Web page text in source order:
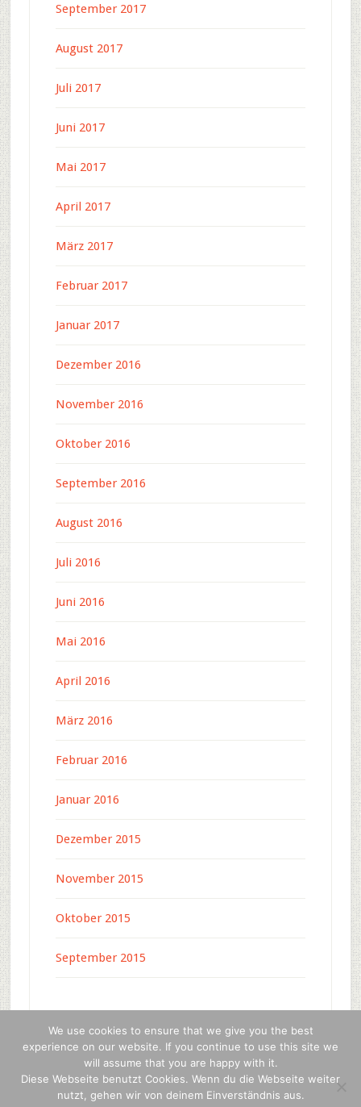
September 2017
August 2017
Juli 2017
Juni 2017
Mai 2017
April 2017
März 2017
Februar 2017
Januar 2017
Dezember 2016
November 2016
Oktober 2016
September 2016
August 2016
Juli 2016
Juni 2016
Mai 2016
April 2016
März 2016
Februar 2016
Januar 2016
Dezember 2015
November 2015
Oktober 2015
September 2015
Copyright © 2026 · c-4-u press media · WordPress
Anmelden
We use cookies to ensure that we give you the best
experience on our website. If you continue to use this site we
will assume that you are happy with it.
Diese Webseite benutzt Cookies. Wenn du die Webseite weiter
nutzt, gehen wir von deinem Einverständnis aus.